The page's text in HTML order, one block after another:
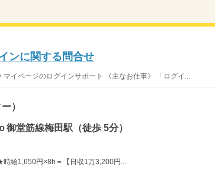
ンに関する問合せ
イページのログインサポート 《主なお仕事》 「ログイ...
）
堂筋線梅田駅（徒歩 5分）
給1,650円×8h＝【日収1万3,200円...